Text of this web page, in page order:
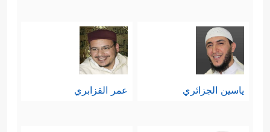
ياسين الجزائري عمر القزابري